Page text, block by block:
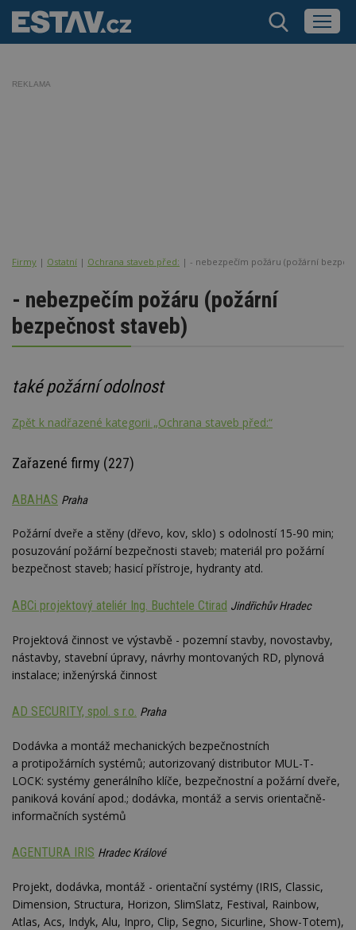
REKLAMA
Firmy | Ostatní | Ochrana staveb před: | - nebezpečím požáru (požární
- nebezpečím požáru (požární
bezpečnost staveb)
také požární odolnost
Zpět k nadřazené kategorii „Ochrana staveb před:“
Zařazené firmy (227)
ABAHAS Praha
Požární dveře a stěny (dřevo, kov, sklo) s odolností 15-90 min;
posuzování požární bezpečnosti staveb; materiál pro požární
bezpečnost staveb; hasicí přístroje, hydranty atd.
ABCi projektový ateliér Ing. Buchtele Ctirad Jindřichův Hradec
Projektová činnost ve výstavbě - pozemní stavby, novostavby,
nástavby, stavební úpravy, návrhy montovaných RD, plynová
instalace; inženýrská činnost
AD SECURITY, spol. s r.o. Praha
Dodávka a montáž mechanických bezpečnostních
a protipožárních systémů; autorizovaný distributor MUL-T-
LOCK: systémy generálního klíče, bezpečnostní a požární dveře,
paniková kování apod.; dodávka, montáž a servis orientačně-
informačních systémů
AGENTURA IRIS Hradec Králové
Projekt, dodávka, montáž - orientační systémy (IRIS, Classic,
Dimension, Structura, Horizon, SlimSlatz, Festival, Rainbow,
Atlas, Acs, Indyk, Alu, Inpro, Clip, Segno, Sicurline, Show-Totem),